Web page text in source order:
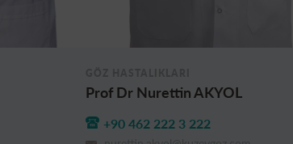
Prof Dr Nurettin AKYOL
+90 462 222 3 222